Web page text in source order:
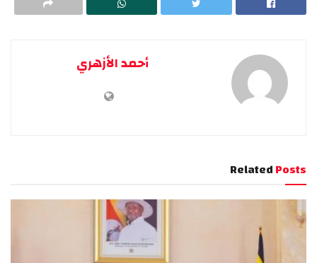
أحمد الأزهري
RelatedPosts